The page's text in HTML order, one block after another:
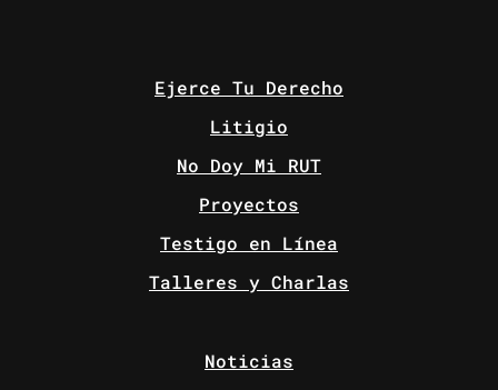
Ejerce Tu Derecho
Litigio
No Doy Mi RUT
Proyectos
Testigo en Línea
Talleres y Charlas
Noticias